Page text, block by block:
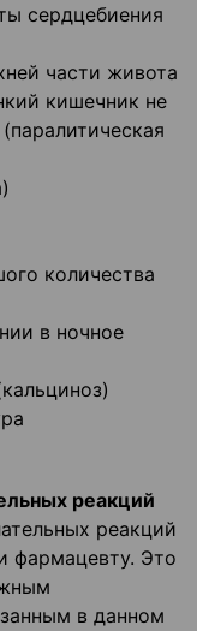
сердцебиения
части живота
кишечник не
количества
в ночное
реакций
реакций
фармацевту. Это
в данном